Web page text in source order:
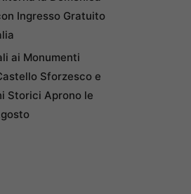
Ingresso Gratuito
ai Monumenti
Sforzesco e
Storici Aprono le